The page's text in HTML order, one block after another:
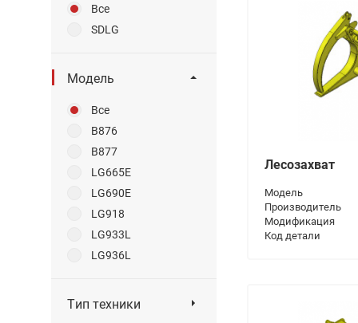
Все
SDLG
Модель
Все
B876
B877
LG665E
LG690E
LG918
LG933L
LG936L
Тип техники
Лесозахват
Модель
Производитель
Модификация
Код детали